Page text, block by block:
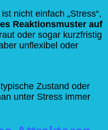
nicht einfach „Stress“,
Reaktionsmuster auf
oder sogar kurzfristig
unflexibel oder
Zustand oder
unter Stress immer